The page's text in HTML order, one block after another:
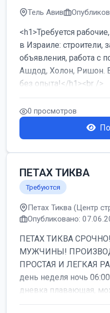
Тель Авив
<h1>Требуется
в Израиле: строители,
объявления, работа с
Ашдод, Холон, Ришон.
без опыта!</h1><br />
...
0 просмотров
ПЕТАХ ТИКВА
Требуются
Петах Тиква (Центр
Опубликовано:
ПЕТАХ ТИКВА
МУЖЧИНЫ!
ПРОСТАЯ И ЛЕГКАЯ
день неделя ночь
дневка плавающая,
работать б...